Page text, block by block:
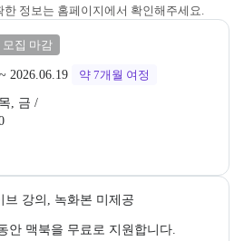
정보는 홈페이지에서 확인해주세요.
모집 마감
~ 2026.06.19 약 7개월 여정
, 금 /
브 강의, 녹화본 미제공
안 맥북을 무료로 지원합니다.